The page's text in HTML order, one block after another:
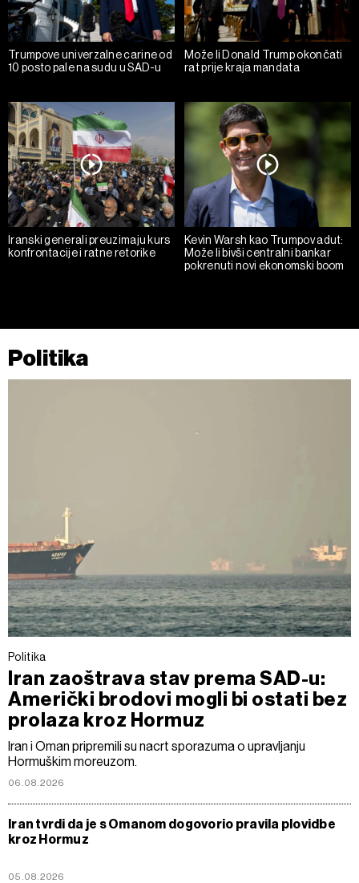
Trumpove univerzalne carine od
10 posto pale na sudu u SAD-u
Može li Donald Trump okončati
rat prije kraja mandata
Iranski generali preuzimaju kurs
konfrontacije i ratne retorike
Kevin Warsh kao Trumpov adut:
Može li bivši centralni bankar
pokrenuti novi ekonomski boom
Politika
Politika
Iran zaoštrava stav prema SAD-u:
Američki brodovi mogli bi ostati bez
prolaza kroz Hormuz
Iran i Oman pripremili su nacrt sporazuma o upravljanju
Hormuškim moreuzom.
06.08.2026
Iran tvrdi da je s Omanom dogovorio pravila plovidbe
kroz Hormuz
05.08.2026